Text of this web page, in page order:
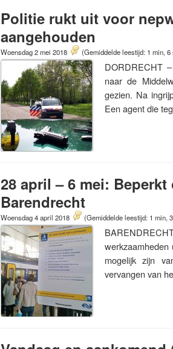
Politie rukt uit voor
aangehouden
Woensdag 2 mei 2018 (Gemiddelde leestijd: 1 min, 6
DORDRECHT
naar de
gezien. Na
Een agent die
28 april – 6 mei:
Barendrecht
Woensdag 4 april 2018 (Gemiddelde leestijd: 1 min,
werkzaamheden
mogelijk zijn
vervangen van